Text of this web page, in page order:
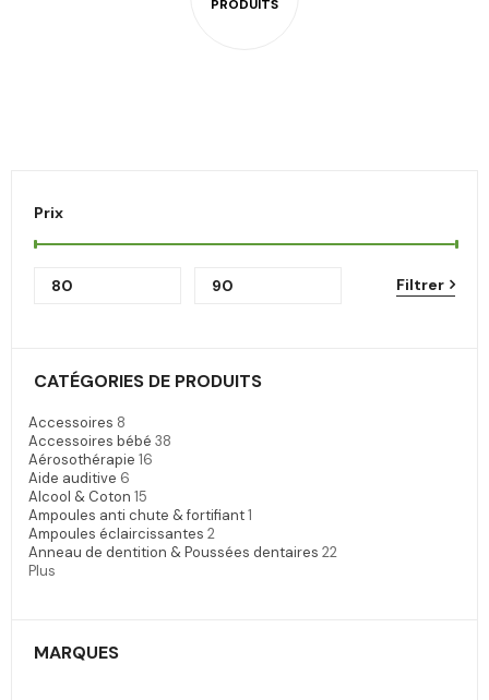
Prix
Filtrer
CATÉGORIES DE PRODUITS
Accessoires 8
Accessoires bébé 38
Aérosothérapie 16
Aide auditive 6
Alcool & Coton 15
Ampoules anti chute & fortifiant1
Ampoules éclaircissantes 2
Anneau de dentition & Poussées dentaires 22
Plus
MARQUES